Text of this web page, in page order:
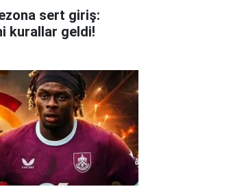
sert giriş:
kurallar geldi!